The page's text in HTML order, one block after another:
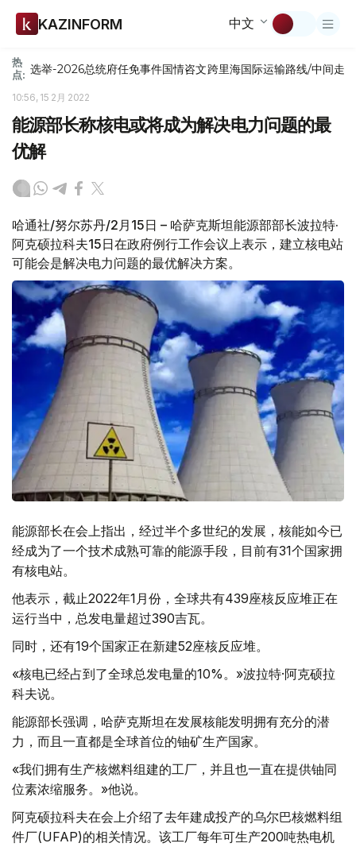
KAZINFORM 中文
热
点: 选举-2026总统府任免事件国情咨文跨里海国际运输路线/中间走廊
10:56, 15 2月 2022
能源部长称核电或将成为解决电力问题的最
优解
哈通社/努尔苏丹/2月15日 – 哈萨克斯坦能源部部长波拉特·
阿克硕拉科夫15日在政府例行工作会议上表示，建立核电站
可能会是解决电力问题的最优解决方案。
能源部长在会上指出，经过半个多世纪的发展，核能如今已
经成为了一个技术成熟可靠的能源手段，目前有31个国家拥
有核电站。
他表示，截止2022年1月份，全球共有439座核反应堆正在
运行当中，总发电量超过390吉瓦。
同时，还有19个国家正在新建52座核反应堆。
«核电已经占到了全球总发电量的10%。»波拉特·阿克硕拉
科夫说。
能源部长强调，哈萨克斯坦在发展核能发明拥有充分的潜
力，而且一直都是全球首位的铀矿生产国家。
«我们拥有生产核燃料组建的工厂，并且也一直在提供铀同
位素浓缩服务。»他说。
阿克硕拉科夫在会上介绍了去年建成投产的乌尔巴核燃料组
件厂(UFAP)的相关情况。该工厂每年可生产200吨热电机